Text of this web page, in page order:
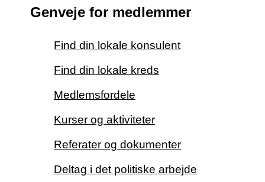
Genveje for medlemmer
Find din lokale konsulent
Find din lokale kreds
Medlemsfordele
Kurser og aktiviteter
Referater og dokumenter
Deltag i det politiske arbejde